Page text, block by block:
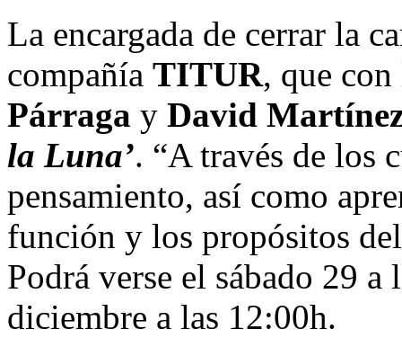
La encargada de cerrar la
compañía TITUR, que
Párraga y David
la Luna’. “A través de los
pensamiento, así como
función y los propósitos
Podrá verse el sábado 29
diciembre a las 12:00h.